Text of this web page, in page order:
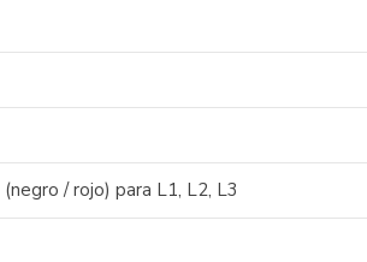
/ rojo) para L1, L2, L3